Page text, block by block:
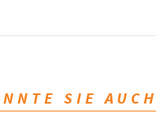
SIE